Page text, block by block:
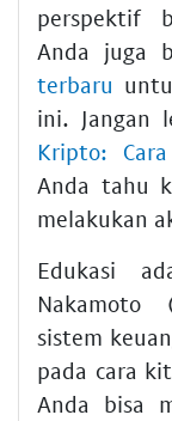
perspektif
Anda juga
terbaru
ini. Jangan
Kripto:
Anda tahu
melakukan
Edukasi
Nakamoto
sistem
pada cara
Anda bisa